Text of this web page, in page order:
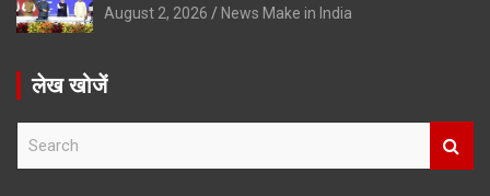
August 2, 2026 News Make in India
लेख खोजें